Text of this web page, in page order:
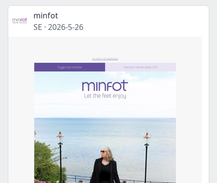
minfot
SE · 2026-5-26